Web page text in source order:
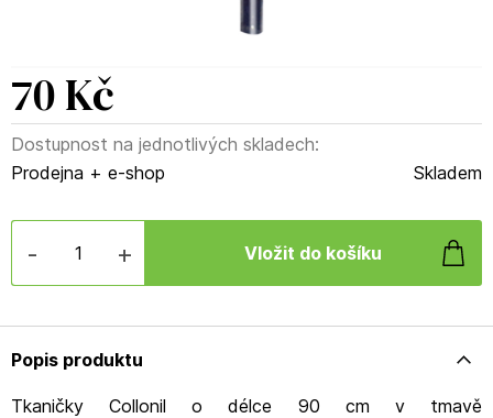
70 Kč
Dostupnost na jednotlivých skladech:
Prodejna + e-shop
Skladem
- +
Popis produktu
Tkaničky Collonil o délce 90 cm v tmavě